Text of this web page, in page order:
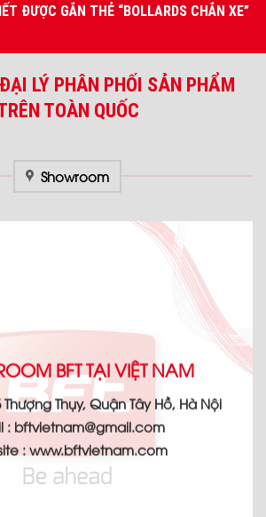
ĐƯỢC GẮN THẺ “BOLLARDS CHẮN XE”
LÝ PHÂN PHỐI SẢN PHẨM
TOÀN QUỐC
Showroom
BFT TẠI VIỆT NAM
Thượng Thụy, Quận Tây Hồ, Hà Nội
: bftvietnam@gmail.com
: www.bftvietnam.com